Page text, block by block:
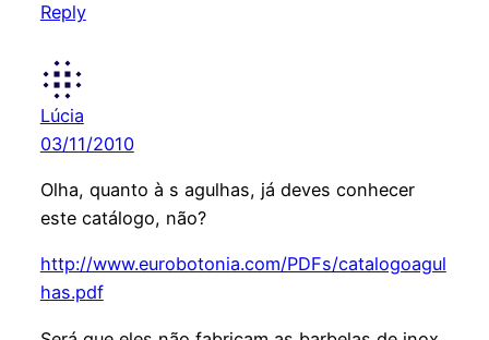
Reply
Lúcia
03/11/2010
Olha, quanto à s agulhas, já deves conhecer
este catálogo, não?
http://www.eurobotonia.com/PDFs/catalogoagul
has.pdf